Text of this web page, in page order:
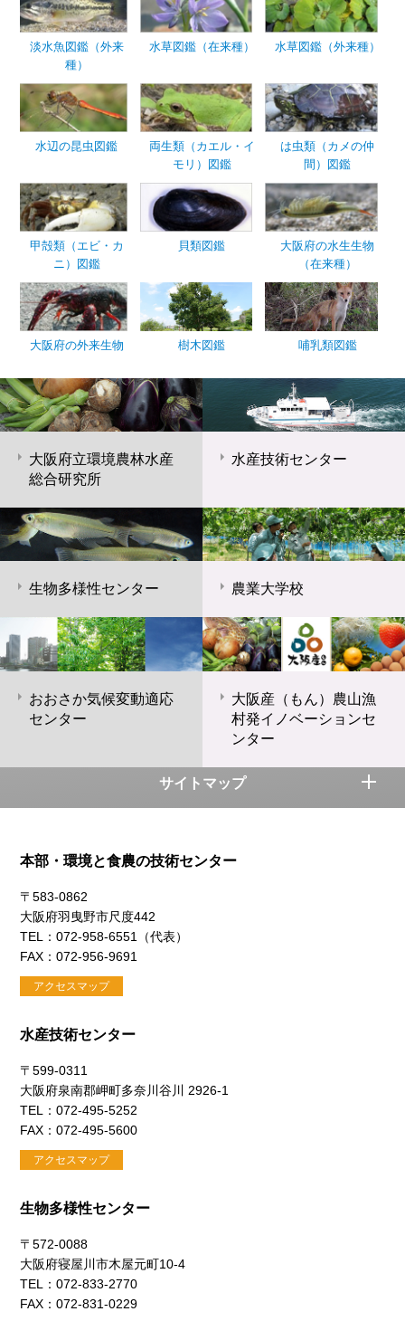
淡水魚図鑑（外来
種）
水草図鑑（在来種） 水草図鑑（外来種）
水辺の昆虫図鑑
両生類（カエル・イ
モリ）図鑑
は虫類（カメの仲
間）図鑑
甲殻類（エビ・カ
ニ）図鑑
貝類図鑑
大阪府の水生生物
（在来種）
大阪府の外来生物 樹木図鑑 哺乳類図鑑
大阪府立環境農林水産
総合研究所
水産技術センター
生物多様性センター 農業大学校
おおさか気候変動適応
センター
大阪産（もん）農山漁
村発イノベーションセ
ンター
サイトマップ
本部・環境と食農の技術センター
〒583-0862
大阪府羽曳野市尺度442
TEL：072-958-6551（代表）
FAX：072-956-9691
アクセスマップ
水産技術センター
〒599-0311
大阪府泉南郡岬町多奈川谷川 2926-1
TEL：072-495-5252
FAX：072-495-5600
アクセスマップ
生物多様性センター
〒572-0088
大阪府寝屋川市木屋元町10-4
TEL：072-833-2770
FAX：072-831-0229